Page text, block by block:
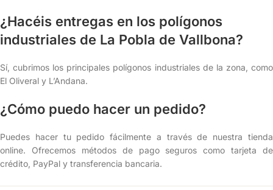
¿Hacéis entregas en los polígonos
industriales de La Pobla de Vallbona?
Sí, cubrimos los principales polígonos industriales de la zona, como
El Oliveral y L’Andana.
¿Cómo puedo hacer un pedido?
Puedes hacer tu pedido fácilmente a través de nuestra tienda
online. Ofrecemos métodos de pago seguros como tarjeta de
crédito, PayPal y transferencia bancaria.